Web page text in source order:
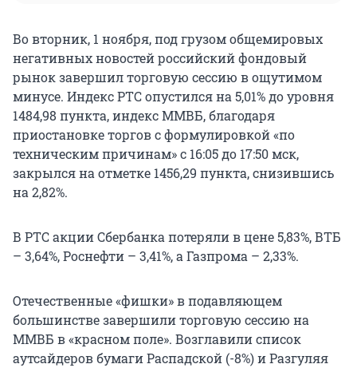
Во вторник, 1 ноября, под грузом общемировых
негативных новостей российский фондовый
рынок завершил торговую сессию в ощутимом
минусе. Индекс РТС опустился на 5,01% до уровня
1484,98 пункта, индекс ММВБ, благодаря
приостановке торгов с формулировкой «по
техническим причинам» с 16:05 до 17:50 мск,
закрылся на отметке 1456,29 пункта, снизившись
на 2,82%.
В РТС акции Сбербанка потеряли в цене 5,83%, ВТБ
– 3,64%, Роснефти – 3,41%, а Газпрома – 2,33%.
Отечественные «фишки» в подавляющем
большинстве завершили торговую сессию на
ММВБ в «красном поле». Возглавили список
аутсайдеров бумаги Распадской (-8%) и Разгуляя